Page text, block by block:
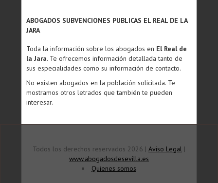
ABOGADOS SUBVENCIONES PUBLICAS EL REAL DE LA
JARA
Toda la información sobre los abogados en El Real de
la Jara. Te ofrecemos información detallada tanto de
sus especialidades como su información de contacto.
No existen abogados en la población solicitada. Te
mostramos otros letrados que también te pueden
interesar.
Todos los derechos reservados 2026 | Aviso Legal |
www.abogadosdesevilla.es
Quienes somos